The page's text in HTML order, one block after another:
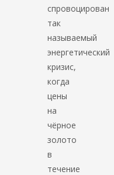
спровоцирован
так
называемый
энергетический
кризис,
когда
цены
на
чёрное
золото
в
течение